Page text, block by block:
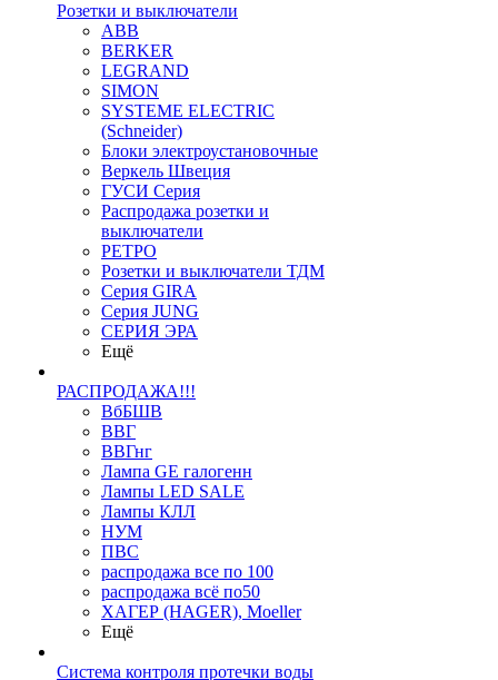
Розетки и выключатели
ABB
BERKER
LEGRAND
SIMON
SYSTEME ELECTRIC
(Schneider)
Блоки электроустановочные
Веркель Швеция
ГУСИ Серия
Распродажа розетки и
выключатели
РЕТРО
Розетки и выключатели ТДМ
Серия GIRA
Серия JUNG
СЕРИЯ ЭРА
Ещё
РАСПРОДАЖА!!!
ВбБШВ
ВВГ
ВВГнг
Лампа GE галогенн
Лампы LED SALE
Лампы КЛЛ
НУМ
ПВС
распродажа все по 100
распродажа всё по50
ХАГЕР (HAGER), Moeller
Ещё
Система контроля протечки воды